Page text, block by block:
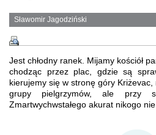
Sławomir Jagodziński
Jest chłodny ranek. Mijamy kościół
chodząc przez plac, gdzie są
kierujemy się w stronę góry Kriżevac,
grupy pielgrzymów, ale przy
Zmartwychwstałego akurat nikogo